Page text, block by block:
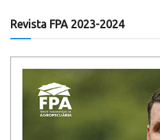
Revista FPA 2023-2024